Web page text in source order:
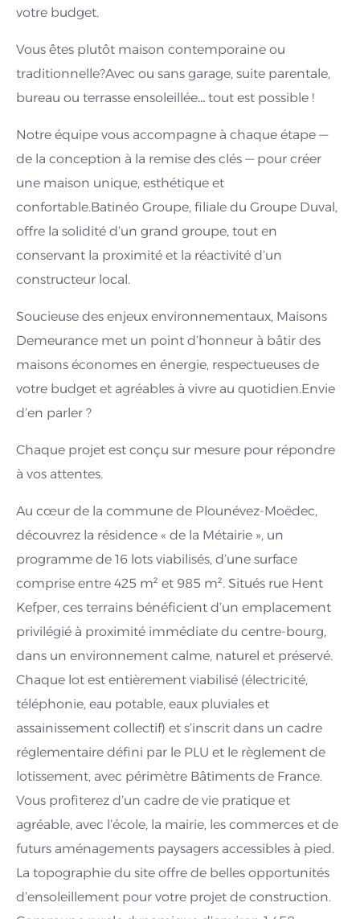
votre budget.
Vous êtes plutôt maison contemporaine ou
traditionnelle?Avec ou sans garage, suite parentale,
bureau ou terrasse ensoleillée… tout est possible !
Notre équipe vous accompagne à chaque étape —
de la conception à la remise des clés — pour créer
une maison unique, esthétique et
confortable.Batinéo Groupe, filiale du Groupe Duval,
offre la solidité d’un grand groupe, tout en
conservant la proximité et la réactivité d’un
constructeur local.
Soucieuse des enjeux environnementaux, Maisons
Demeurance met un point d’honneur à bâtir des
maisons économes en énergie, respectueuses de
votre budget et agréables à vivre au quotidien.Envie
d’en parler ?
Chaque projet est conçu sur mesure pour répondre
à vos attentes.
Au cœur de la commune de Plounévez-Moëdec,
découvrez la résidence « de la Métairie », un
programme de 16 lots viabilisés, d’une surface
comprise entre 425 m² et 985 m². Situés rue Hent
Kefper, ces terrains bénéficient d’un emplacement
privilégié à proximité immédiate du centre-bourg,
dans un environnement calme, naturel et préservé.
Chaque lot est entièrement viabilisé (électricité,
téléphonie, eau potable, eaux pluviales et
assainissement collectif) et s’inscrit dans un cadre
réglementaire défini par le PLU et le règlement de
lotissement, avec périmètre Bâtiments de France.
Vous profiterez d’un cadre de vie pratique et
agréable, avec l’école, la mairie, les commerces et de
futurs aménagements paysagers accessibles à pied.
La topographie du site offre de belles opportunités
d’ensoleillement pour votre projet de construction.